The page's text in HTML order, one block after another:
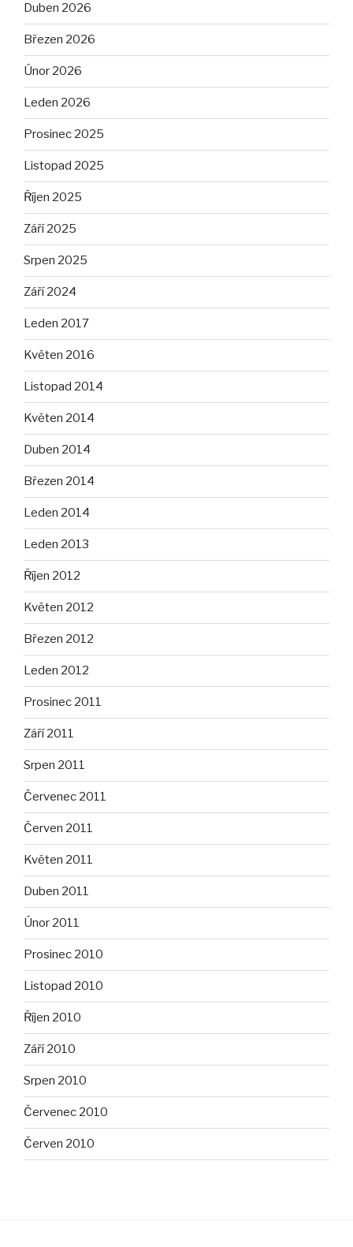
Duben 2026
Březen 2026
Únor 2026
Leden 2026
Prosinec 2025
Listopad 2025
Říjen 2025
Září 2025
Srpen 2025
Září 2024
Leden 2017
Květen 2016
Listopad 2014
Květen 2014
Duben 2014
Březen 2014
Leden 2014
Leden 2013
Říjen 2012
Květen 2012
Březen 2012
Leden 2012
Prosinec 2011
Září 2011
Srpen 2011
Červenec 2011
Červen 2011
Květen 2011
Duben 2011
Únor 2011
Prosinec 2010
Listopad 2010
Říjen 2010
Září 2010
Srpen 2010
Červenec 2010
Červen 2010